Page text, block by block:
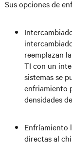
Sus opciones de
reemplazan
TI con un
sistemas se
enfriamiento
densidades
Enfríamiento
directas al